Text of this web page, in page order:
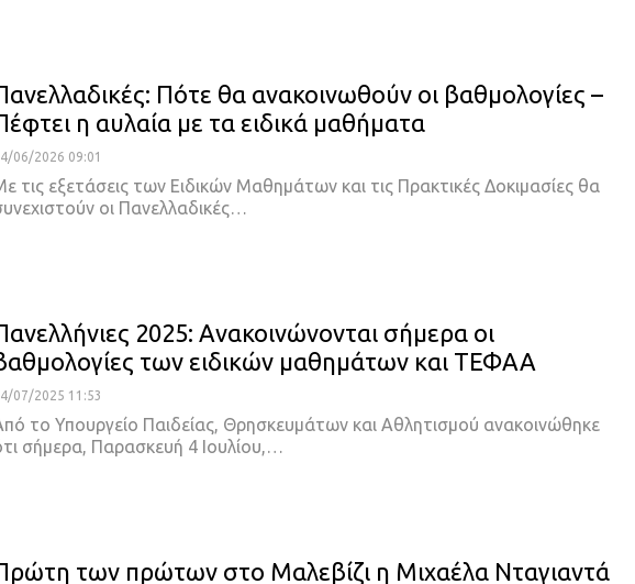
Πότε θα ανακοινωθούν οι βαθμολογίες –
η αυλαία με τα ειδικά μαθήματα
06/2026 09:01
τις εξετάσεις των Ειδικών Μαθημάτων και τις Πρακτικές Δοκιμασίες θα
οι Πανελλαδικές…
2025: Ανακοινώνονται σήμερα οι
των ειδικών μαθημάτων και ΤΕΦΑΑ
07/2025 11:53
το Υπουργείο Παιδείας, Θρησκευμάτων και Αθλητισμού ανακοινώθηκε
σήμερα, Παρασκευή 4 Ιουλίου,…
των πρώτων στο Μαλεβίζι η Μιχαέλα Νταγιαντά